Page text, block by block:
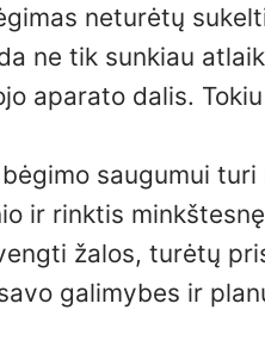
neturėtų
ne tik sunkiau
aparato dalis.
saugumui
ir rinktis
žalos, turėtų
galimybes ir